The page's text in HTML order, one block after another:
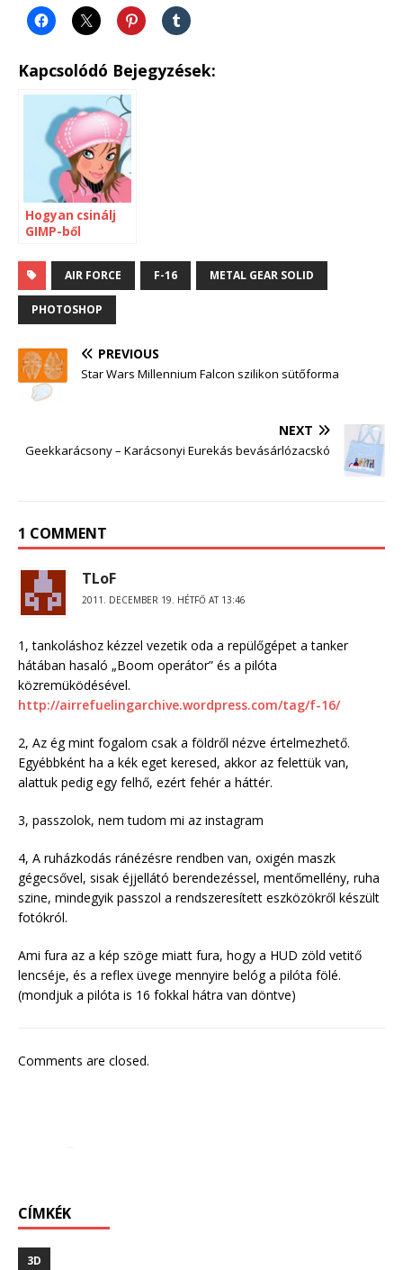
Kapcsolódó Bejegyzések:
Hogyan csinálj
GIMP-ből
AIR FORCE F-16 METAL GEAR SOLID
PHOTOSHOP
PREVIOUS
Star Wars Millennium Falcon szilikon sütőforma
NEXT
Geekkarácsony – Karácsonyi Eurekás bevásárlózacskó
1 COMMENT
TLoF
2011. DECEMBER 19. HÉTFŐ AT 13:46
1, tankoláshoz kézzel vezetik oda a repülőgépet a tanker
hátában hasaló „Boom operátor” és a pilóta
közremüködésével.
http://airrefuelingarchive.wordpress.com/tag/f-16/
2, Az ég mint fogalom csak a földről nézve értelmezhető.
Egyébbként ha a kék eget keresed, akkor az felettük van,
alattuk pedig egy felhő, ezért fehér a háttér.
3, passzolok, nem tudom mi az instagram
4, A ruházkodás ránézésre rendben van, oxigén maszk
gégecsővel, sisak éjjellátó berendezéssel, mentőmellény, ruha
szine, mindegyik passzol a rendszeresített eszközökről készült
fotókról.
Ami fura az a kép szöge miatt fura, hogy a HUD zöld vetitő
lencséje, és a reflex üvege mennyire belóg a pilóta fölé.
(mondjuk a pilóta is 16 fokkal hátra van döntve)
Comments are closed.
CÍMKÉK
3D